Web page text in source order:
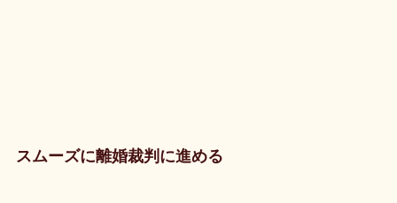
スムーズに離婚裁判に進める